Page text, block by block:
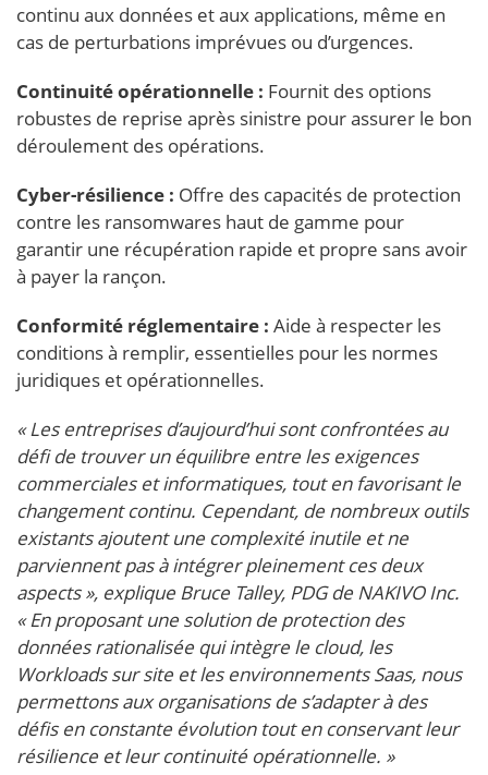
continu aux données et aux applications, même en
cas de perturbations imprévues ou d’urgences.
Continuité opérationnelle : Fournit des options
robustes de reprise après sinistre pour assurer le bon
déroulement des opérations.
Cyber-résilience : Offre des capacités de protection
contre les ransomwares haut de gamme pour
garantir une récupération rapide et propre sans avoir
à payer la rançon.
Conformité réglementaire : Aide à respecter les
conditions à remplir, essentielles pour les normes
juridiques et opérationnelles.
« Les entreprises d’aujourd’hui sont confrontées au
défi de trouver un équilibre entre les exigences
commerciales et informatiques, tout en favorisant le
changement continu. Cependant, de nombreux outils
existants ajoutent une complexité inutile et ne
parviennent pas à intégrer pleinement ces deux
aspects », explique Bruce Talley, PDG de NAKIVO Inc.
« En proposant une solution de protection des
données rationalisée qui intègre le cloud, les
Workloads sur site et les environnements Saas, nous
permettons aux organisations de s’adapter à des
défis en constante évolution tout en conservant leur
résilience et leur continuité opérationnelle. »